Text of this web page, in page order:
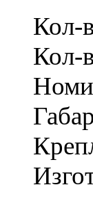
Кол-
Кол-